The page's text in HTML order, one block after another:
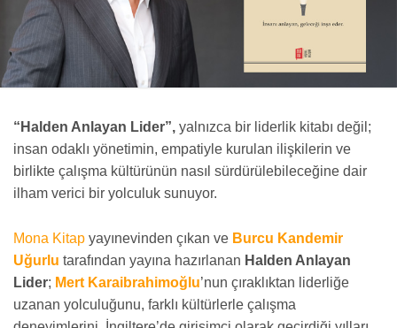
“Halden Anlayan Lider”, yalnızca bir liderlik kitabı değil;
insan odaklı yönetimin, empatiyle kurulan ilişkilerin ve
birlikte çalışma kültürünün nasıl sürdürülebileceğine dair
ilham verici bir yolculuk sunuyor.
Mona Kitap yayınevinden çıkan ve Burcu Kandemir
Uğurlu tarafından yayına hazırlanan Halden Anlayan
Lider; Mert Karaibrahimoğlu’nun çıraklıktan liderliğe
uzanan yolculuğunu, farklı kültürlerle çalışma